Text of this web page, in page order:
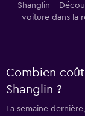
Shanglin -
voiture dans la
Combien
Shanglin ?
La semaine